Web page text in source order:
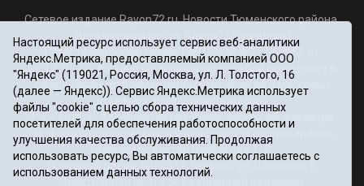
Сетевое издание Rayon72.ru. Новости Тюменского района.
Rayon72@yandex.ru
Регистрационный номер СМИ Эл № ФС77-67956 от
06.12.2016г., выдано Федеральной службой по надзору в
сфере связи, информационных технологий и массовых
коммуникаций (Роскомнадзор)
Учредитель: Автономная некоммерческая организация
«Информационно-издательский центр «Красное знамя».
Главный редактор Некрасова Т. В.
Почтовый адрес: 625031 г.Тюмень. ул. Шишкова, 6
Электронная почта объединенной редакции:
Настоящий ресурс использует сервис веб-аналитики
Яндекс.Метрика, предоставляемый компанией ООО
"Яндекс" (119021, Россия, Москва, ул. Л. Толстого, 16
(далее — Яндекс)). Сервис Яндекс.Метрика использует
файлы "cookie" с целью сбора технических данных
посетителей для обеспечения работоспособности и
улучшения качества обслуживания. Продолжая
использовать ресурс, Вы автоматически соглашаетесь с
использованием данных технологий.